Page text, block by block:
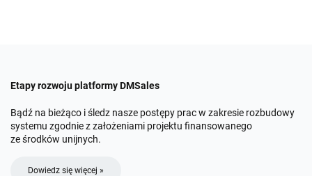
Etapy rozwoju platformy DMSales
Bądź na bieżąco i śledz nasze postępy prac w zakresie rozbudowy
systemu zgodnie z założeniami projektu finansowanego
ze środków unijnych.
Dowiedz się więcej »